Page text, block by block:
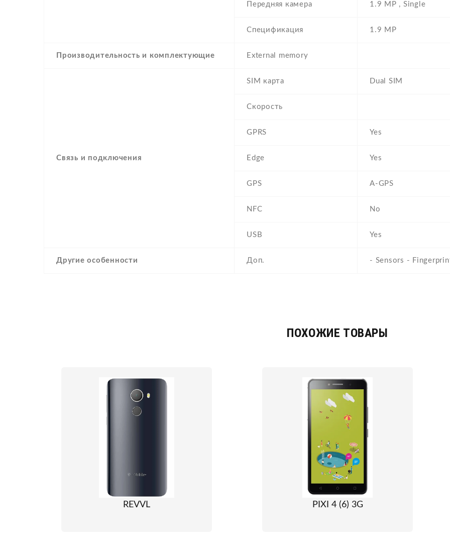
Передняя камера 1.9 MP , Single
Спецификация 1.9 MP
Производительность и комплектующие External memory
Связь и подключения
SIM карта Dual SIM
Скорость
GPRS Yes
Edge Yes
GPS A-GPS
NFC No
USB Yes
Другие особенности Доп. - Sensors -
ПОХОЖИЕ ТОВАРЫ
REVVL PIXI 4 (6) 3G